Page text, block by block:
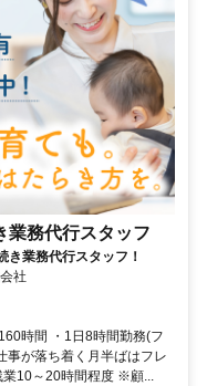
業務代行スタッフ
き業務代行スタッフ！
社
時間 ・1日8時間勤務(フ
が落ち着く月半ばはフレ
10～20時間程度 ※顧...